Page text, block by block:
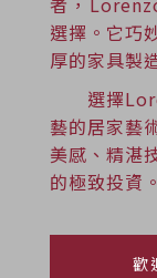
選擇。它巧
厚的家具製
選擇
藝的居家藝
美感、精湛
的極致投資。
歡